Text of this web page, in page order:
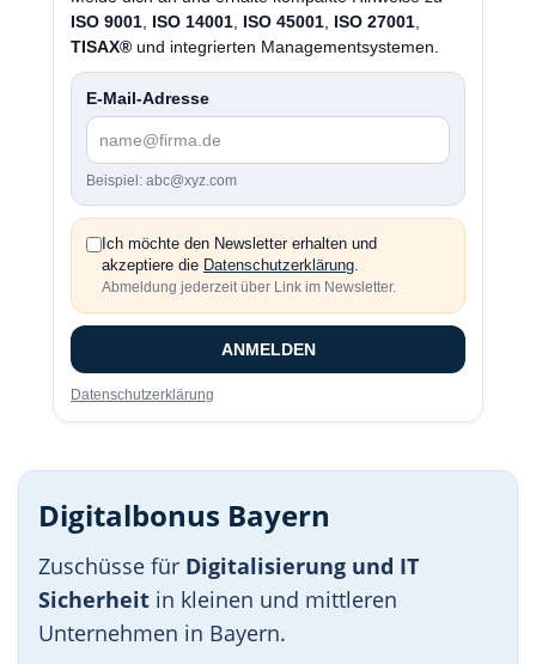
ISO 9001 ISO 14001 ISO 45001 ISO 27001
TISAX® und integrierten Managementsystemen.
E-Mail-Adresse
Beispiel: abc@xyz.com
Ich möchte den Newsletter erhalten und
akzeptiere die Datenschutzerklärung.
Abmeldung jederzeit über Link im Newsletter.
ANMELDEN
Datenschutzerklärung
Digitalbonus Bayern
Zuschüsse für Digitalisierung und IT
Sicherheit in kleinen und mittleren
Unternehmen in Bayern.